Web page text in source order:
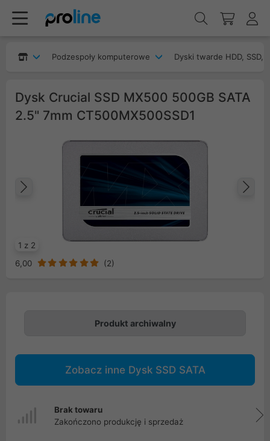
Podzespoły komputerowe Dyski twarde HDD, SSD,
Dysk Crucial SSD MX500 500GB SATA
2.5" 7mm CT500MX500SSD1
1 z 2
6,00 (2)
Produkt archiwalny
Zobacz inne Dysk SSD SATA
Brak towaru
Zakończono produkcję i sprzedaż